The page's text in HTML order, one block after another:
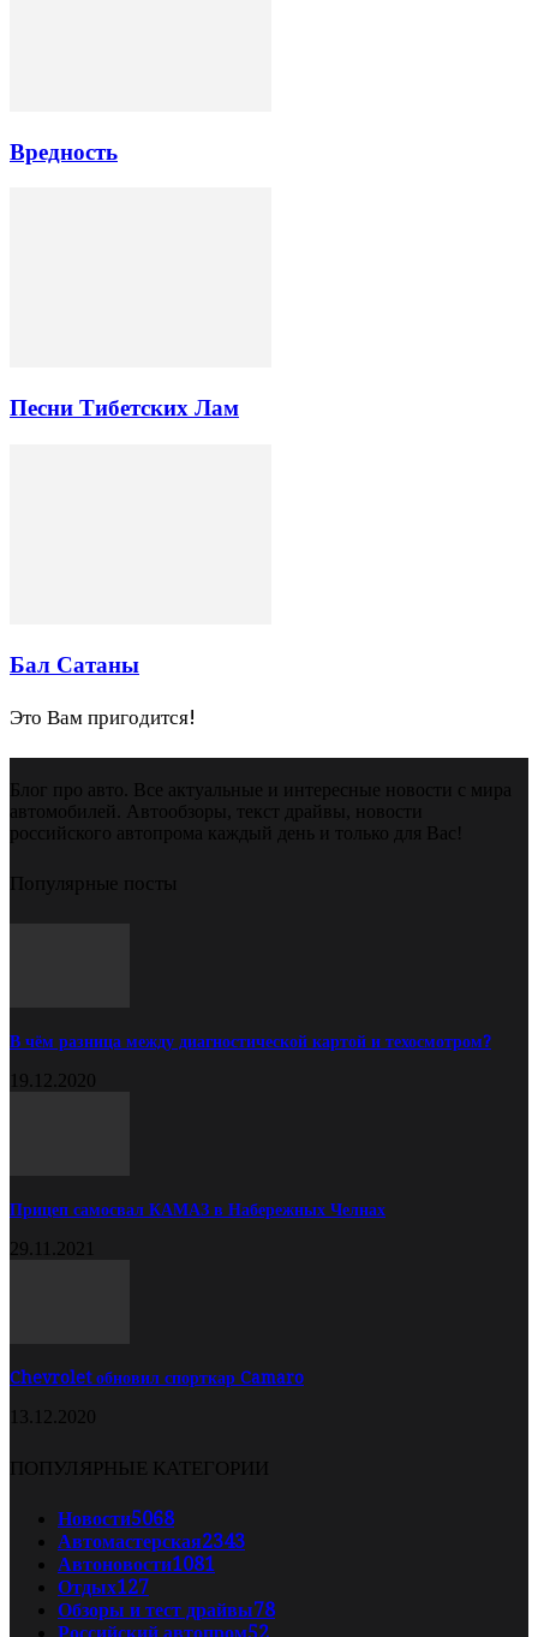
Вредность
Песни Тибетских Лам
Бал Сатаны
Это Вам пригодится!
Блог про авто. Все актуальные и интересные новости с мира
автомобилей. Автообзоры, текст драйвы, новости
российского автопрома каждый день и только для Вас!
Популярные посты
В чём разница между диагностической картой и техосмотром?
19.12.2020
Прицеп самосвал КАМАЗ в Набережных Челнах
29.11.2021
Chevrolet обновил спорткар Camaro
13.12.2020
ПОПУЛЯРНЫЕ КАТЕГОРИИ
Новости5068
Автомастерская2343
Автоновости1081
Отдых127
Обзоры и тест драйвы78